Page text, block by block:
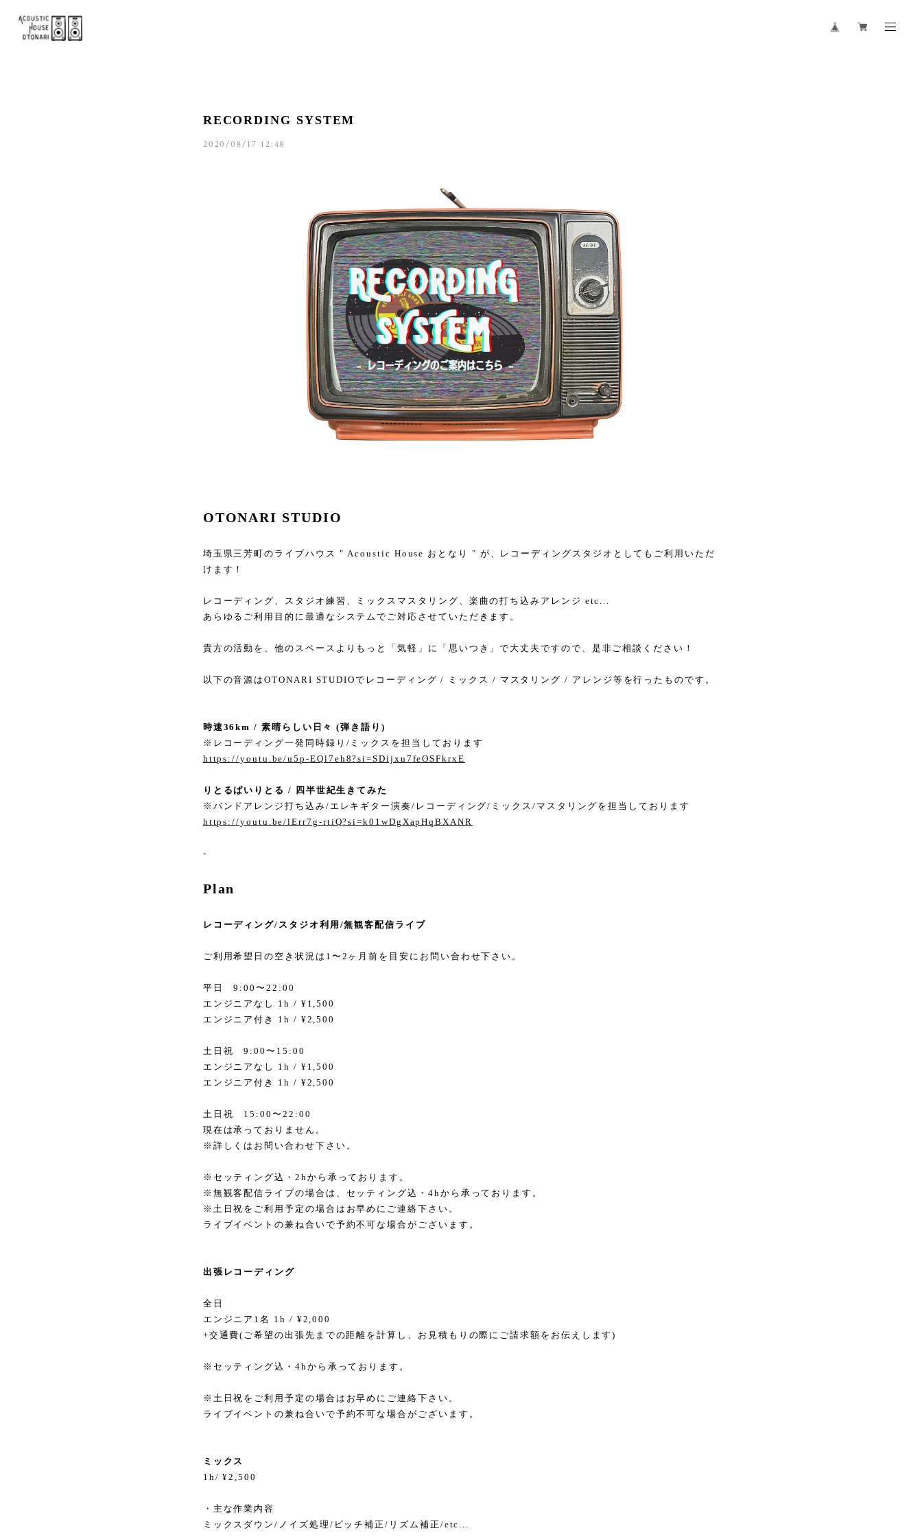
RECORDING SYSTEM
2020/08/17 12:48
OTONARI STUDIO
埼玉県三芳町のライブハウス " Acoustic House おとなり " が、レコーディングスタジオとしてもご利用いただ
けます！
レコーディング、スタジオ練習、ミックスマスタリング、楽曲の打ち込みアレンジ etc...
あらゆるご利用目的に最適なシステムでご対応させていただきます。
貴方の活動を、他のスペースよりもっと「気軽」に「思いつき」で大丈夫ですので、是非ご相談ください！
以下の音源はOTONARI STUDIOでレコーディング / ミックス / マスタリング / アレンジ等を行ったものです。
時速36km / 素晴らしい日々 (弾き語り)
※レコーディング一発同時録り/ミックスを担当しております
https://youtu.be/u5p-EQl7eh8?si=SDijxu7feOSFkrxE
りとるばいりとる / 四半世紀生きてみた
※バンドアレンジ打ち込み/エレキギター演奏/レコーディング/ミックス/マスタリングを担当しております
https://youtu.be/lErr7g-rtiQ?si=k01wDgXapHqBXANR
-
Plan
レコーディング/スタジオ利用/無観客配信ライブ
ご利用希望日の空き状況は1〜2ヶ月前を目安にお問い合わせ下さい。
平日 9:00〜22:00
エンジニアなし 1h / ¥1,500
エンジニア付き 1h / ¥2,500
土日祝 9:00〜15:00
エンジニアなし 1h / ¥1,500
エンジニア付き 1h / ¥2,500
土日祝 15:00〜22:00
現在は承っておりません。
※詳しくはお問い合わせ下さい。
※セッティング込・2hから承っております。
※無観客配信ライブの場合は、セッティング込・4hから承っております。
※土日祝をご利用予定の場合はお早めにご連絡下さい。
ライブイベントの兼ね合いで予約不可な場合がございます。
出張レコーディング
全日
エンジニア1名 1h / ¥2,000
+交通費(ご希望の出張先までの距離を計算し、お見積もりの際にご請求額をお伝えします)
※セッティング込・4hから承っております。
※土日祝をご利用予定の場合はお早めにご連絡下さい。
ライブイベントの兼ね合いで予約不可な場合がございます。
ミックス
1h/ ¥2,500
・主な作業内容
ミックスダウン/ノイズ処理/ピッチ補正/リズム補正/etc...